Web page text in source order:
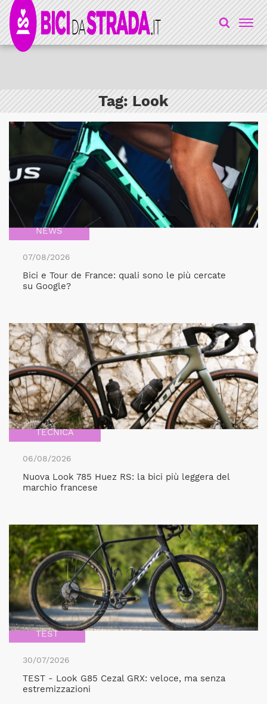
Tag:Look
NEWS
07/08/2026
Bici e Tour de France: quali sono le più cercate
su Google?
TECNICA
06/08/2026
Nuova Look 785 Huez RS: la bici più leggera del
marchio francese
TEST
30/07/2026
TEST - Look G85 Cezal GRX: veloce, ma senza
estremizzazioni